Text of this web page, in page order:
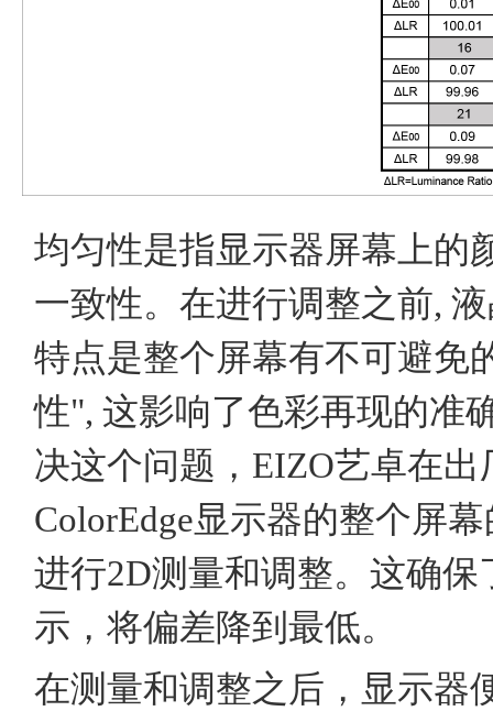
均匀性是指显示器屏幕上的
一致性。在进行调整之前,
特点是整个屏幕有不可避免
性", 这影响了色彩再现的准
决这个问题，EIZO艺卓在出
ColorEdge显示器的整个屏
进行2D测量和调整。这确保
示，将偏差降到最低。
在测量和调整之后，显示器